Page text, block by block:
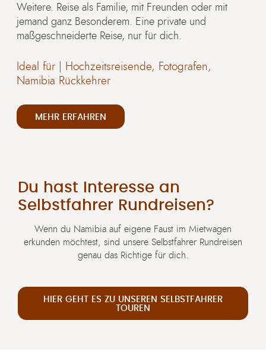
Weitere. Reise als Familie, mit Freunden oder mit
jemand ganz Besonderem. Eine private und
maßgeschneiderte Reise, nur für dich.
Ideal für |
Hochzeitsreisende, Fotografen,
Namibia Rückkehrer
MEHR ERFAHREN
Du hast Interesse an
Selbstfahrer Rundreisen?
Wenn du Namibia auf eigene Faust im Mietwagen
erkunden möchtest, sind unsere Selbstfahrer Rundreisen
genau das Richtige für dich.
HIER GEHT ES ZU UNSEREN SELBSTFAHRER
TOUREN